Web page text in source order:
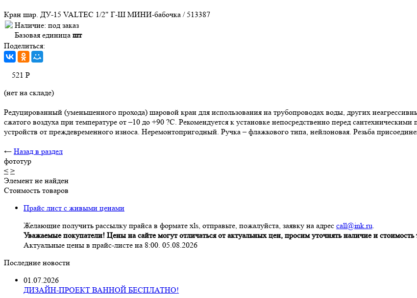
Кран шар. ДУ-15 VALTEC 1/2" Г-Ш МИНИ-бабочка / 513387
Наличие: под заказ
Базовая единица шт
Поделиться:
521 Р
(нет на складе)
Редуцированный (уменьшенного прохода) шаровой кран для использования на трубопроводах воды, других
сжатого воздуха при температуре от –10 до +90 ?С. Рекомендуется к установке непосредственно перед
устройств от преждевременного износа. Неремонтопригодный. Ручка – флажкового типа, нейлоновая. Резьба
← Назад в раздел
фототур
< >
Элемент не найден
Стоимость товаров
Прайс лист с живыми ценами
Желающие получить рассылку прайса в формате xls, отправьте, пожалуйста, заявку на адрес call@ink.ru.
Уважаемые покупатели! Цены на сайте могут отличаться от актуальных цен, просим уточнять наличие и
Актуальные цены в прайс-листе на 8:00. 05.08.2026
Последние новости
01.07.2026
ДИЗАЙН-ПРОЕКТ ВАННОЙ БЕСПЛАТНО!